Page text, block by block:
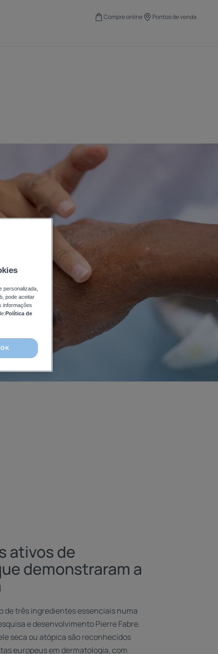
Compre online Pontos de venda
ativos de
demonstraram a
de três ingredientes essenciais numa
e desenvolvimento Pierre Fabre.
seca ou atópica são reconhecidos
europeus em dermatologia, com
personalizada,
pode aceitar
informações
Política de
OK